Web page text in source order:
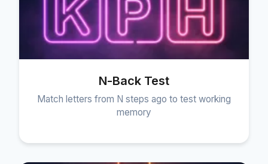
N-Back Test
Match letters from N steps ago to test working
memory